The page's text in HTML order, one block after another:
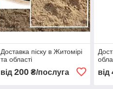
Доставка піску в Житомірі
та області
від 200₴/послуга від